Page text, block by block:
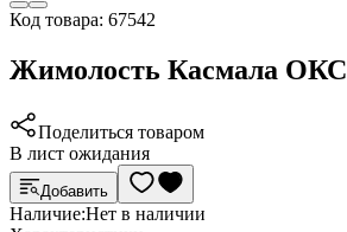
Код товара: 67542
Жимолость Касмала ОКС
Поделиться товаром
В лист ожидания
Добавить
Наличие:Нет в наличии